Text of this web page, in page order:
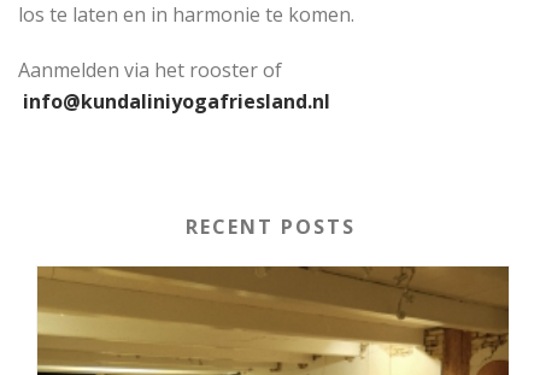
los te laten en in harmonie te komen.
Aanmelden via het rooster of
info@kundaliniyogafriesland.nl
RECENT POSTS